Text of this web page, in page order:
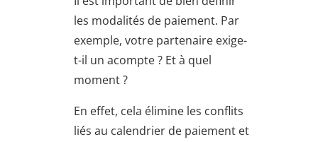
les modalités de paiement. Par
exemple, votre partenaire exige-
t-il un acompte ? Et à quel
moment ?
En effet, cela élimine les conflits
liés au calendrier de paiement et